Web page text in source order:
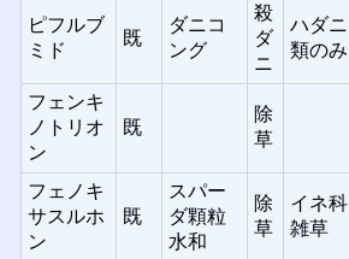
ピフルブ
ミド
既
ダニコ
ング
殺
ダ
ニ
ハダニ
類のみ
フェンキ
ノトリオ
ン
既
除
草
フェノキ
サスルホ
ン
既
スパー
ダ顆粒
水和
除
草
イネ科
雑草